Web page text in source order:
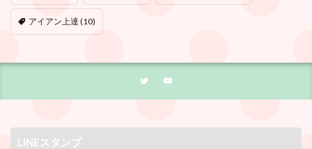
アイアン上達 (10)
LINEスタンプ